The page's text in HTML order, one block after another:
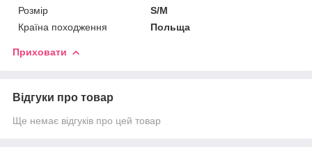
Розмір
S/M
Країна походження
Польща
Приховати
Відгуки про товар
Ще немає відгуків про цей товар